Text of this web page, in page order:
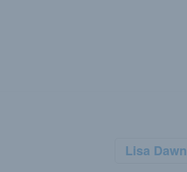
Lisa Dawn